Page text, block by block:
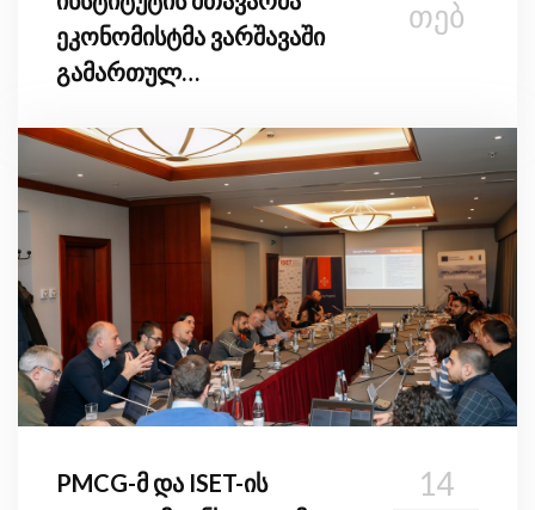
ეკონომისტმა ვარშავაში
გამართულ
კონფერენციაში მიიღო
მონაწილეობა
ᲗᲔᲑ
PMCG-მ და ISET-ის
14